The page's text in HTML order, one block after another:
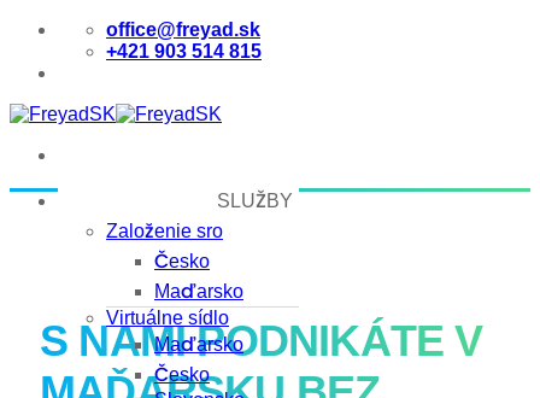
Skip
content
office@freyad.sk
+421 903 514 815
SLUŽBY
Založenie sro
Česko
Maďarsko
Virtuálne sídlo
Maďarsko
Česko
S NAMI PODNIKÁTE V